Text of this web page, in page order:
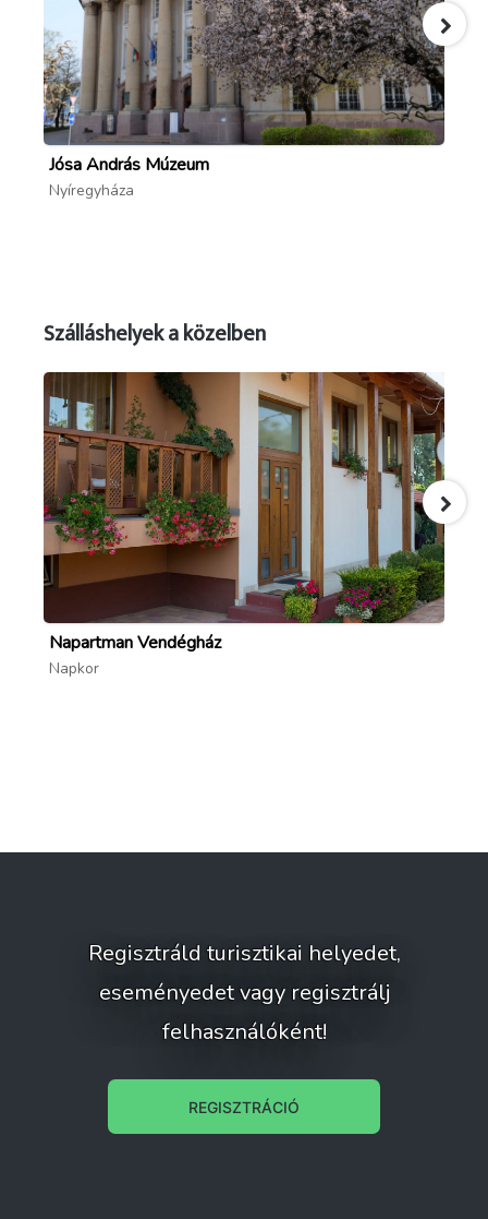
Jósa András Múzeum
Nyíregyháza
Szálláshelyek a közelben
Napartman Vendégház
Napkor
Regisztráld turisztikai helyedet,
eseményedet vagy regisztrálj
felhasználóként!
REGISZTRÁCIÓ